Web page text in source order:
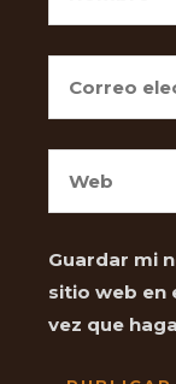
Guardar mi
sitio web en
vez que